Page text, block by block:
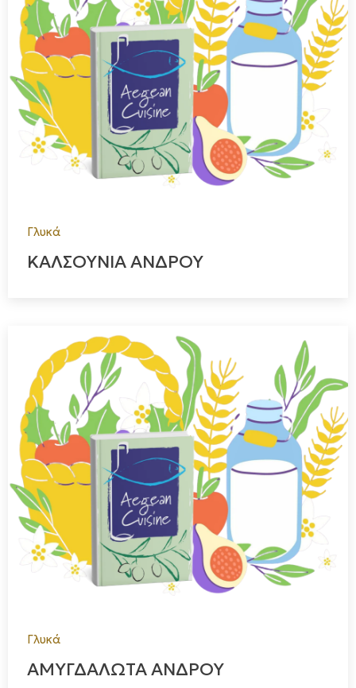
Γλυκά
ΚΑΛΣΟΥΝΙΑ ΑΝΔΡΟΥ
Γλυκά
ΑΜΥΓΔΑΛΩΤΑ ΑΝΔΡΟΥ